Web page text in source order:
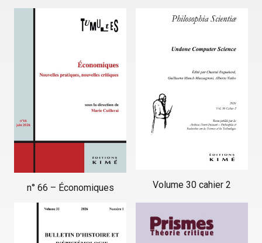
n° 66 – Économiques Volume 30 cahier 2